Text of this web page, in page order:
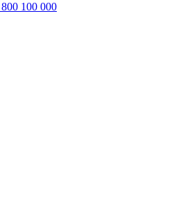
800 100 000